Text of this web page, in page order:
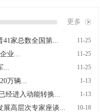
更多
41家总数全国第... 11-25
业... 11-25
... 11-25
万辆... 1-13
经进入动能转换... 1-13
展高层次专家座谈... 10-18